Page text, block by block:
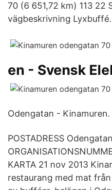
70 (6 651,72 km) 113 22
vägbeskrivning Lyxbuffé.
en - Svensk
Odengatan - Kinamuren.
POSTADRESS
KARTA 21 nov 2013
restaurang med mat